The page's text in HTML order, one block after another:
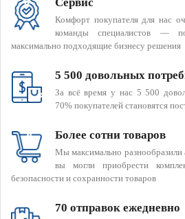
Комфорт покупателя для нас
команды специалистов —
максимально подходящие бизнесу решения
5 500 довольных
За всё время у нас 5 500
70% покупателей становятся
Более сотни товаров
Мы максимально разнообразили
вы могли приобрести
безопасности и сохранности товаров
70 отправок ежедневно